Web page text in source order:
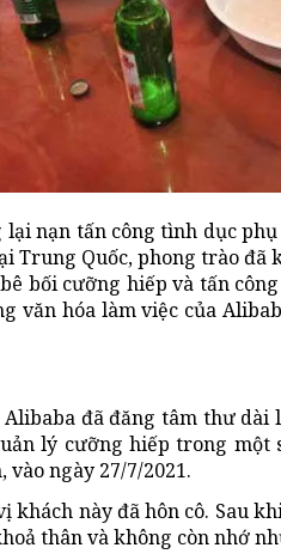
lại nạn tấn công tình dục
Trung Quốc, phong trào
bối cưỡng hiếp và tấn
văn hóa làm việc của
đã đăng tâm thư
lý cưỡng hiếp trong một
vào ngày 27/7/2021.
khách này đã hôn cô. Sau
thân và không còn nhớ